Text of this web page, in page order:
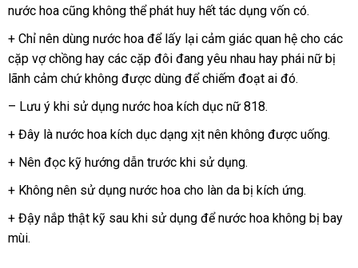
kê
chỉ
nước hoa sửa
chữa
cũng không thể phát huy hết tác dụng vốn có.
+ Chỉ nên dùng nước hoa thống
kê
để lấy lại cảm giác quan hệ cho cung
cấp
các
cặp vợ chồng hay giá
rẻ
các cặp đôi đang yêu nhau hay phái nữ bị
lãnh cảm chứ không nơi
bán
được dùng thanh
lý
để chiếm đoạt ai đó.
– Lưu ý khi sử dụng nước hoa kích dục nữ 818.
+ Đây là nước hoa kích dục dạng xịt nên không Lazada
được uống.
+ Nên đọc kỹ hướng dẫn trước khi sử dụng.
+ Không nên sử dụng nước hoa cho làn da bị kích ứng.
+ Đậy nắp thật kỹ sau khi sử dụng mới
để nước hoa không bị bay
mùi.